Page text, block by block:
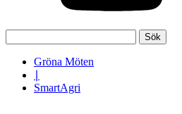
efter:
Gröna Möten
SmartAgri